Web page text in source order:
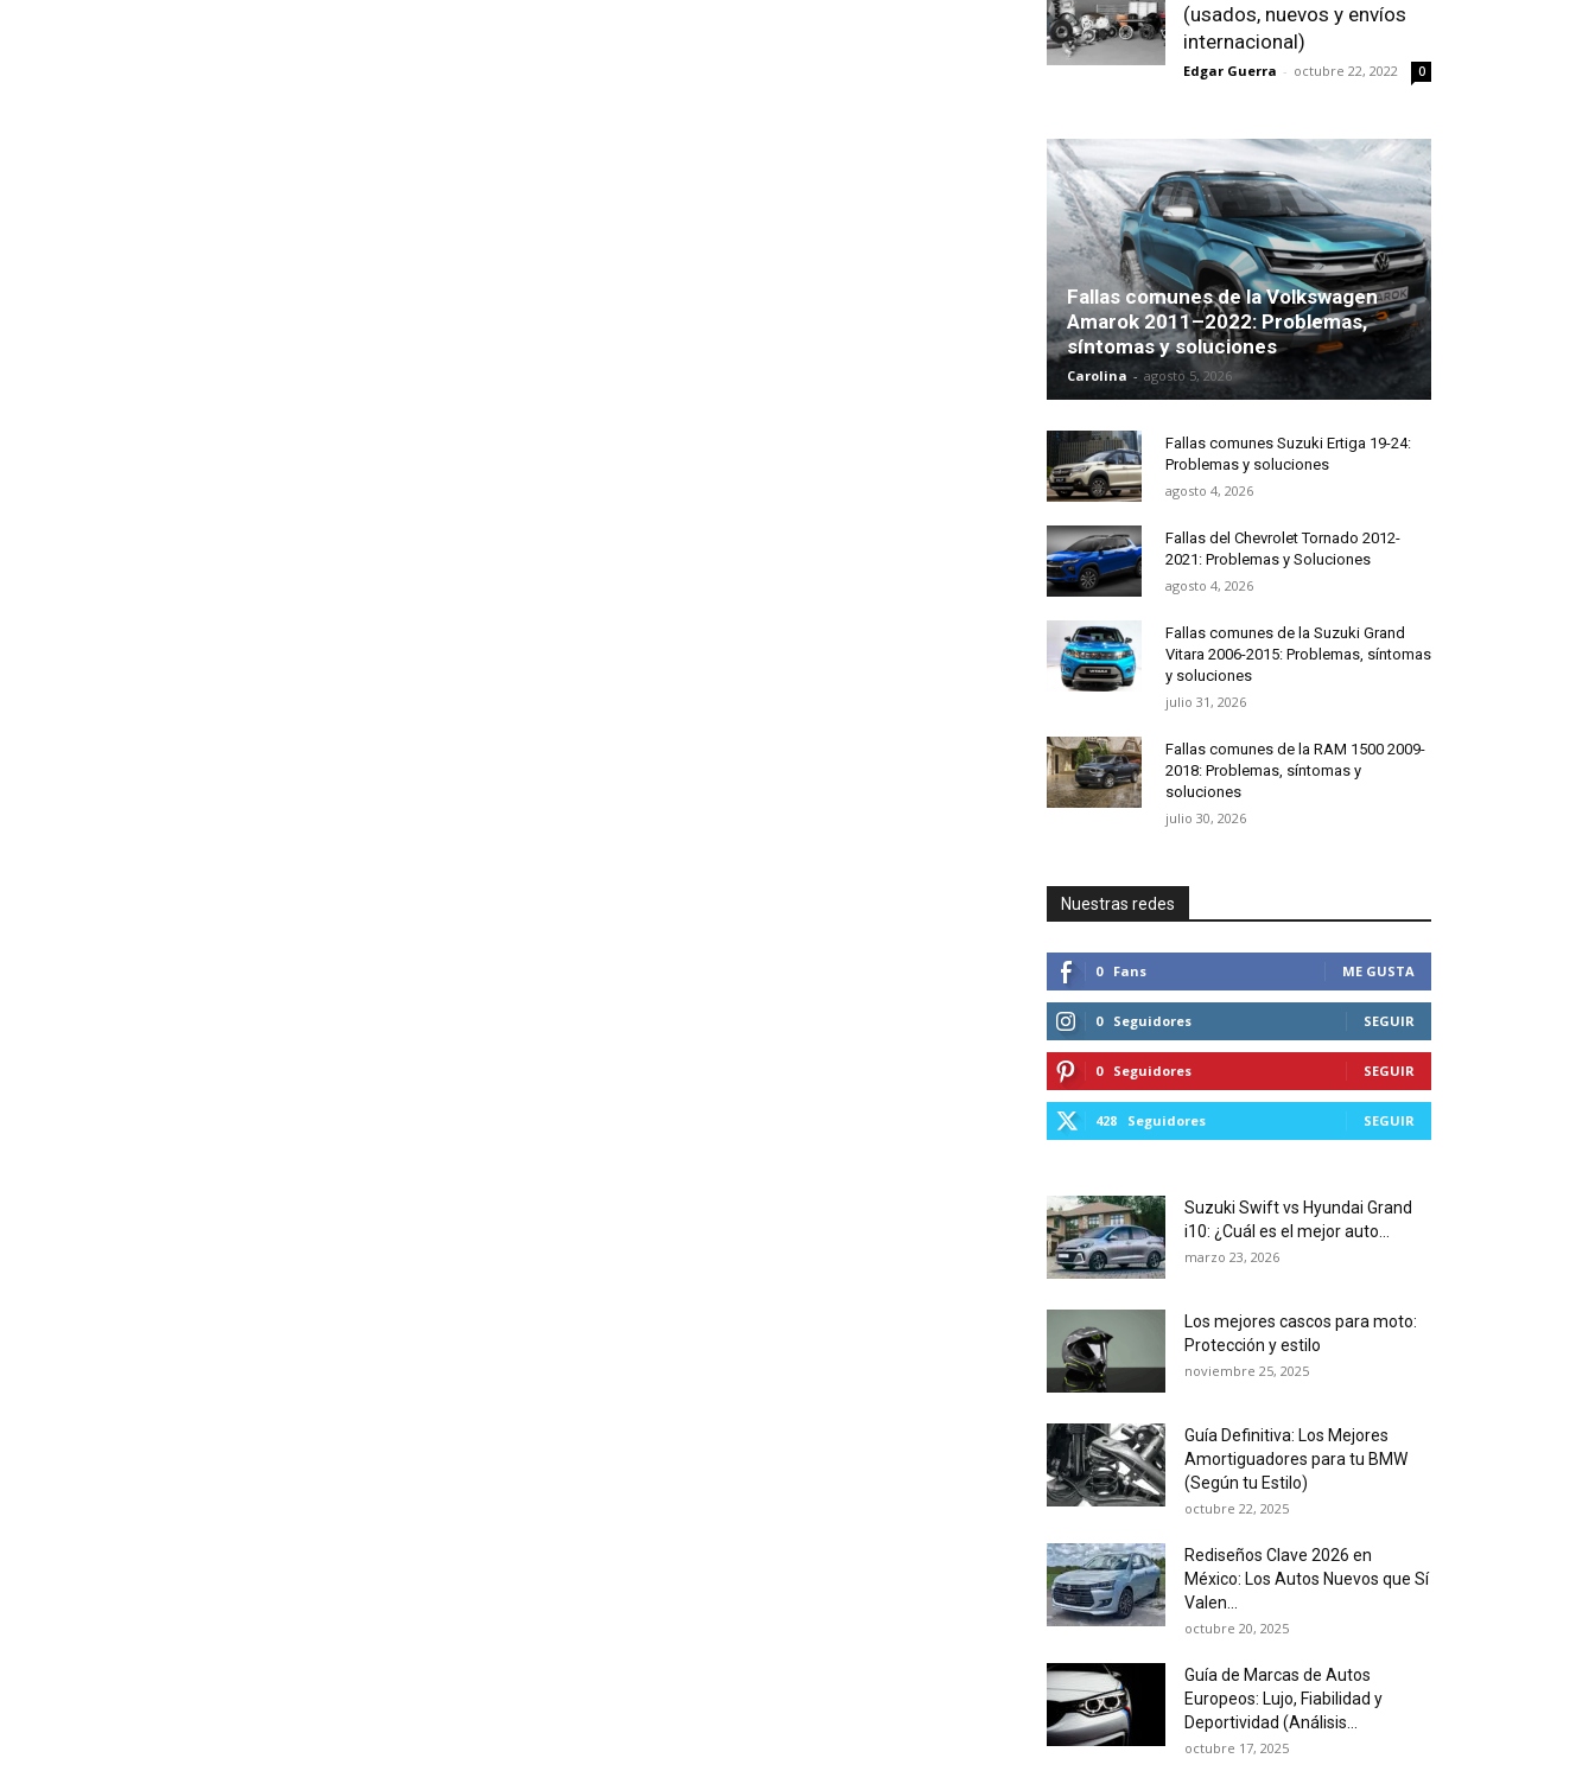
(usados, nuevos y envíos
internacional)
Edgar Guerra - octubre 22, 2022 0
Fallas comunes de la Volkswagen
Amarok 2011–2022: Problemas,
síntomas y soluciones
Carolina - agosto 5, 2026
Fallas comunes Suzuki Ertiga 19-24:
Problemas y soluciones
agosto 4, 2026
Fallas del Chevrolet Tornado 2012-
2021: Problemas y Soluciones
agosto 4, 2026
Fallas comunes de la Suzuki Grand
Vitara 2006-2015: Problemas, síntomas
y soluciones
julio 31, 2026
Fallas comunes de la RAM 1500 2009-
2018: Problemas, síntomas y
soluciones
julio 30, 2026
Nuestras redes
0 Fans ME GUSTA
0 Seguidores SEGUIR
0 Seguidores SEGUIR
428 Seguidores SEGUIR
Suzuki Swift vs Hyundai Grand
i10: ¿Cuál es el mejor auto...
marzo 23, 2026
Los mejores cascos para moto:
Protección y estilo
noviembre 25, 2025
Guía Definitiva: Los Mejores
Amortiguadores para tu BMW
(Según tu Estilo)
octubre 22, 2025
Rediseños Clave 2026 en
México: Los Autos Nuevos que Sí
Valen...
octubre 20, 2025
Guía de Marcas de Autos
Europeos: Lujo, Fiabilidad y
Deportividad (Análisis...
octubre 17, 2025